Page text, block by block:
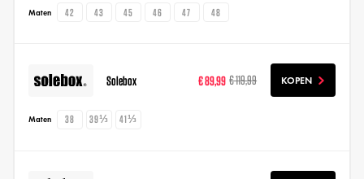
Maten 42 43 45 46 47 48
Solebox € 89,99 € 119,99 KOPEN
Maten 38 39⅓ 41⅓